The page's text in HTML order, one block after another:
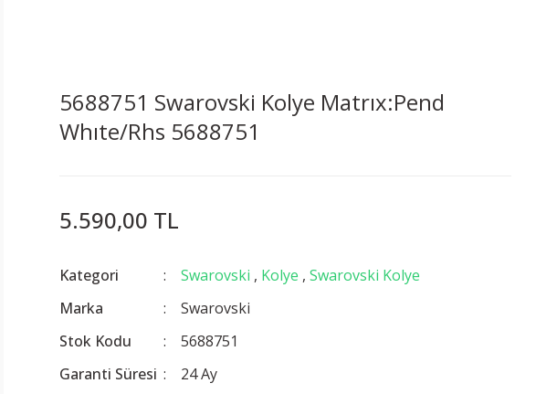
5688751 Swarovski Kolye Matrıx:Pend
Whıte/Rhs 5688751
5.590,00 TL
Kategori Swarovski , Kolye , Swarovski Kolye
Marka
Swarovski
Stok Kodu
5688751
Garanti Süresi
24 Ay